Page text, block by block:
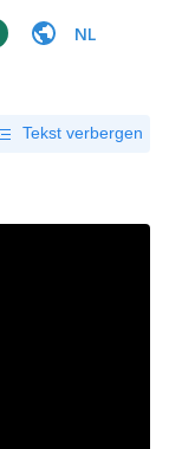
NL
Tekst verbergen